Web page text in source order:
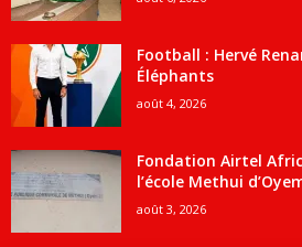
Football : Hervé
Éléphants
août 4, 2026
Fondation Airtel
l’école Methui
août 3, 2026